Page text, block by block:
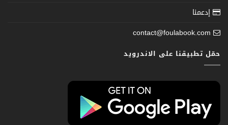
إدعمنا
contact@foulabook.com
حمّل تطبيقنا على الاندرويد